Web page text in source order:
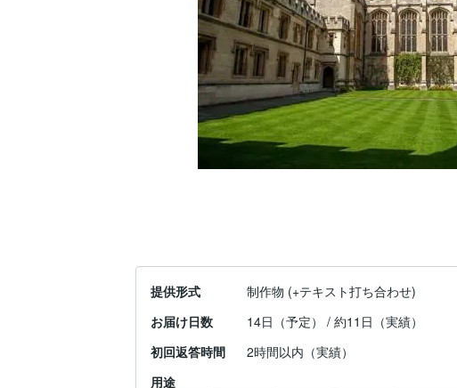
提供形式
制作物 (+テキスト打ち合わせ)
お届け日数
14日（予定） / 約11日（実績）
初回返答時間
2時間以内（実績）
用途